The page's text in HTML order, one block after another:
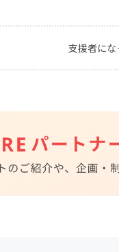
支援者にな